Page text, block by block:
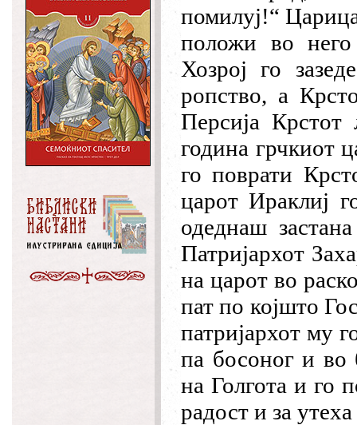
помилуј!“
положи во
Хозрој го
ропство, а
Персија
година грчкиот
го поврати
царот Ираклиј
одеднаш
Патријархот
на царот во
пат по којшто
патријархот му
па босоног и во
на Голгота и го
радост и за